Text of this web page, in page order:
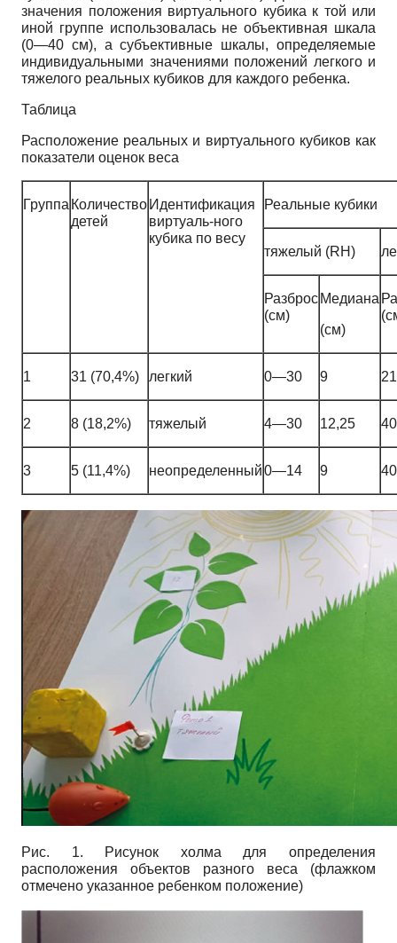
значения положения виртуального кубика к той или
иной группе использовалась не объективная шкала
(0—40 см), а субъективные шкалы, определяемые
индивидуальными значениями положений легкого и
тяжелого реальных кубиков для каждого ребенка.
Таблица
Расположение реальных и виртуального кубиков как
показатели оценок веса
Группа Количество
детей
Идентификация
виртуаль-ного
кубика по весу
Реальные кубики
тяжелый (RH)
Разброс
(см)
Медиана
(см)
1 31 (70,4%) легкий 0—30 9
2 8 (18,2%) тяжелый 4—30 12,25
3 5 (11,4%) неопределенный0—14 9
Рис. 1. Рисунок холма для определения
расположения объектов разного веса (флажком
отмечено указанное ребенком положение)